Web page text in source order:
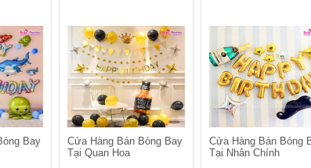
Bay
Cửa Hàng Bán Bóng Bay
Tại Quan Hoa
Cửa Hàng Bán Bóng
Tại Nhân Chính